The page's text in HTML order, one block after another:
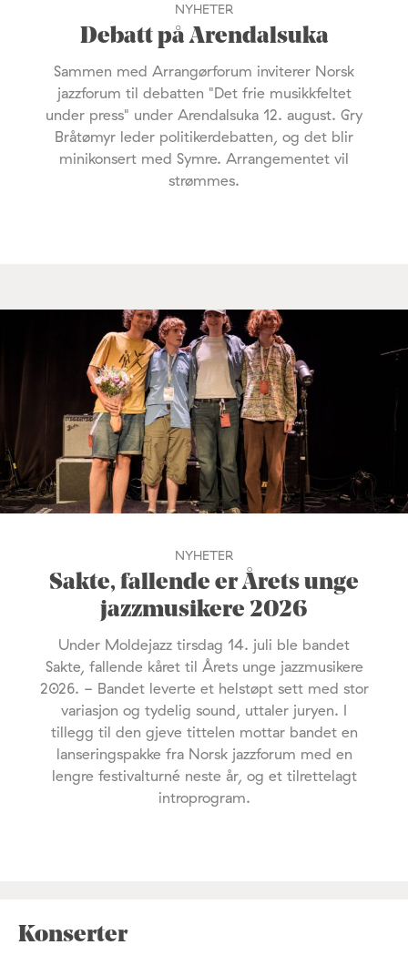
NYHETER
Debatt på Arendalsuka
Sammen med Arrangørforum inviterer Norsk
jazzforum til debatten "Det frie musikkfeltet
under press" under Arendalsuka 12. august. Gry
Bråtømyr leder politikerdebatten, og det blir
minikonsert med Symre. Arrangementet vil
strømmes.
NYHETER
Sakte, fallende er Årets unge
jazzmusikere 2026
Under Moldejazz tirsdag 14. juli ble bandet
Sakte, fallende kåret til Årets unge jazzmusikere
2026. - Bandet leverte et helstøpt sett med stor
variasjon og tydelig sound, uttaler juryen. I
tillegg til den gjeve tittelen mottar bandet en
lanseringspakke fra Norsk jazzforum med en
lengre festivalturné neste år, og et tilrettelagt
introprogram.
Konserter